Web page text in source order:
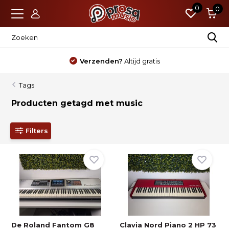
0 0
Verzenden? Altijd gratis
Tags
Producten getagd met music
Filters
De Roland Fantom G8
Clavia Nord Piano 2 HP 73